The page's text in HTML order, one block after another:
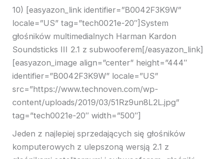
10) [easyazon_link identifier=”B0042F3K9W”
locale=”US” tag=”tech0021e-20″]System
głośników multimedialnych Harman Kardon
Soundsticks III 2.1 z subwooferem[/easyazon_link]
[easyazon_image align=”center” height=”444″
identifier=”B0042F3K9W” locale=”US”
src=”https://www.technoven.com/wp-
content/uploads/2019/03/51Rz9un8L2L.jpg”
tag=”tech0021e-20″ width=”500″]
Jeden z najlepiej sprzedających się głośników
komputerowych z ulepszoną wersją 2.1 z